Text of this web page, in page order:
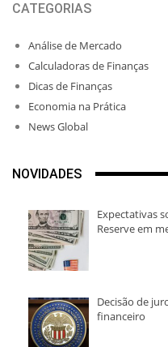
CATEGORIAS
Análise de Mercado
Calculadoras de Finanças
Dicas de Finanças
Economia na Prática
News Global
NOVIDADES
Expectativas
Reserve em
Decisão de
financeiro